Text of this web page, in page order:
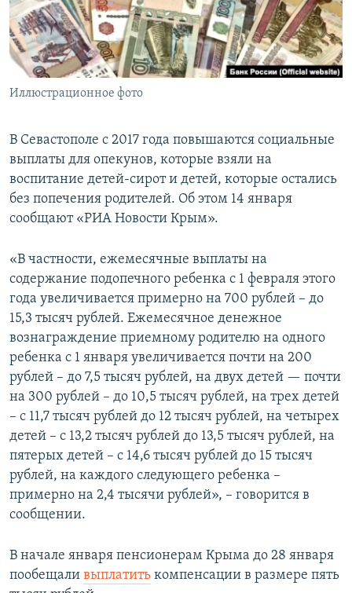
ПОБЕДИТЕЛЕЙ НЕ СУДЯТ?
КРЫМ.НЕПОКОРЕННЫЙ
ELIFBE
УКРАИНСКАЯ ПРОБЛЕМА КРЫМА
ПРИСОЕДИНЯЙТЕСЬ!
Иллюстрационное фото
В Севастополе с 2017 года повышаются социальные
выплаты для опекунов, которые взяли на
воспитание детей-сирот и детей, которые остались
без попечения родителей. Об этом 14 января
сообщают «РИА Новости Крым».
«В частности, ежемесячные выплаты на
содержание подопечного ребенка с 1 февраля этого
года увеличивается примерно на 700 рублей – до
15,3 тысяч рублей. Ежемесячное денежное
вознаграждение приемному родителю на одного
ребенка с 1 января увеличивается почти на 200
рублей – до 7,5 тысяч рублей, на двух детей — почти
на 300 рублей – до 10,5 тысяч рублей, на трех детей
– с 11,7 тысяч рублей до 12 тысяч рублей, на четырех
детей – с 13,2 тысяч рублей до 13,5 тысяч рублей, на
пятерых детей – с 14,6 тысяч рублей до 15 тысяч
рублей, на каждого следующего ребенка –
примерно на 2,4 тысячи рублей», – говорится в
сообщении.
В начале января пенсионерам Крыма до 28 января
пообещали выплатить компенсации в размере пять